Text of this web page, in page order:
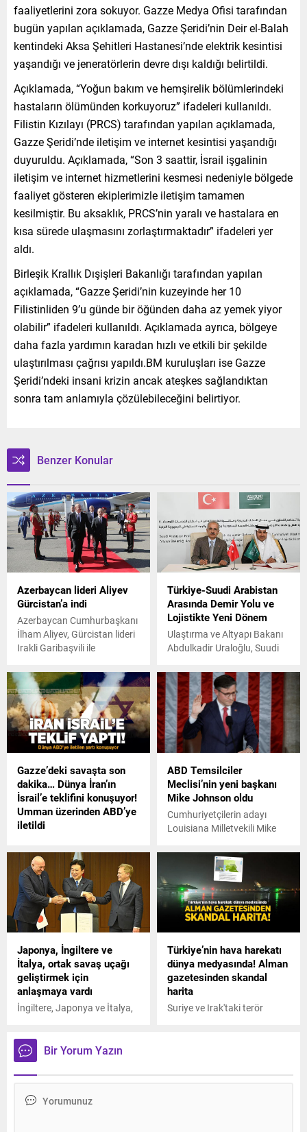
faaliyetlerini zora sokuyor. Gazze Medya Ofisi tarafından
bugün yapılan açıklamada, Gazze Şeridi’nin Deir el-Balah
kentindeki Aksa Şehitleri Hastanesi’nde elektrik kesintisi
yaşandığı ve jeneratörlerin devre dışı kaldığı belirtildi.
Açıklamada, “Yoğun bakım ve hemşirelik bölümlerindeki
hastaların ölümünden korkuyoruz” ifadeleri kullanıldı.
Filistin Kızılayı (PRCS) tarafından yapılan açıklamada,
Gazze Şeridi’nde iletişim ve internet kesintisi yaşandığı
duyuruldu. Açıklamada, “Son 3 saattir, İsrail işgalinin
iletişim ve internet hizmetlerini kesmesi nedeniyle bölgede
faaliyet gösteren ekiplerimizle iletişim tamamen
kesilmiştir. Bu aksaklık, PRCS’nin yaralı ve hastalara en
kısa sürede ulaşmasını zorlaştırmaktadır” ifadeleri yer
aldı.
Birleşik Krallık Dışişleri Bakanlığı tarafından yapılan
açıklamada, “Gazze Şeridi’nin kuzeyinde her 10
Filistinliden 9’u günde bir öğünden daha az yemek yiyor
olabilir” ifadeleri kullanıldı. Açıklamada ayrıca, bölgeye
daha fazla yardımın karadan hızlı ve etkili bir şekilde
ulaştırılması çağrısı yapıldı.BM kuruluşları ise Gazze
Şeridi’ndeki insani krizin ancak ateşkes sağlandıktan
sonra tam anlamıyla çözülebileceğini belirtiyor.
Benzer Konular
Azerbaycan lideri Aliyev
Gürcistan’a indi
Azerbaycan Cumhurbaşkanı
İlham Aliyev, Gürcistan lideri
Irakli Garibaşvili ile
Tiflis'e gitti.
Türkiye-Suudi Arabistan
Arasında Demir Yolu ve
Lojistikte Yeni Dönem
Ulaştırma ve Altyapı Bakanı
Abdulkadir Uraloğlu, Suudi
kapsamında Ulaştırma ve
Lojistik Hizmetler Bakanı
Saleh bin Nasser Al-Jasser
ile görüştü. Toplantı
kapsamında demir yolu ve
lojistik alanlarında iki
mutabakat zaptı imzalandı.
Gazze’deki savaşta son
dakika… Dünya İran’ın
İsrail’e teklifini konuşuyor!
Umman üzerinden ABD’ye
iletildi
gerçekleşen saldırıda Devrim
Muhafızları komutanlarının
ölmesiyle Orta Doğu sarsıldı,
İran'ın misillemesi
beklenirken sürpriz teklifin
zamanlaması özellikle dikkat
ABD Temsilciler
Meclisi’nin yeni başkanı
Mike Johnson oldu
Cumhuriyetçilerin adayı
Louisiana Milletvekili Mike
oylamada ABD Temsilciler
Meclisi başkanlığına seçildi.
Japonya, İngiltere ve
İtalya, ortak savaş uçağı
geliştirmek için
anlaşmaya vardı
İngiltere, Japonya ve İtalya,
koordinasyon kurulu
oluşturması için anlaşma
imzaladı.
Türkiye’nin hava harekatı
dünya medyasında! Alman
gazetesinden skandal
harita
Suriye ve Irak'taki terör
Türkiye ve ABD'nin YPG için
Bir Yorum Yazın